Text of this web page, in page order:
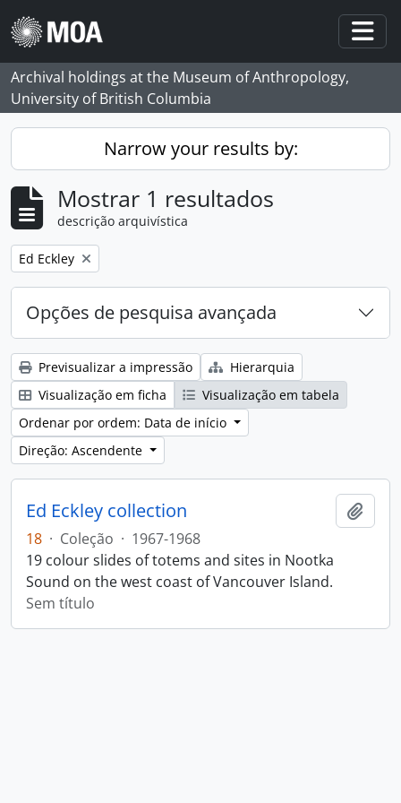
Skip to main content
Archival holdings at the Museum of Anthropology,
University of British Columbia
Narrow your results by:
Mostrar 1 resultados
descrição arquivística
Remove filter:
Ed Eckley
Opções de pesquisa avançada
Previsualizar a impressão
Hierarquia
Visualização em ficha
Visualização em tabela
Ordenar por ordem: Data de início
Direção: Ascendente
Ed Eckley collection
18 · Coleção · 1967-1968
19 colour slides of totems and sites in Nootka
Sound on the west coast of Vancouver Island.
Sem título